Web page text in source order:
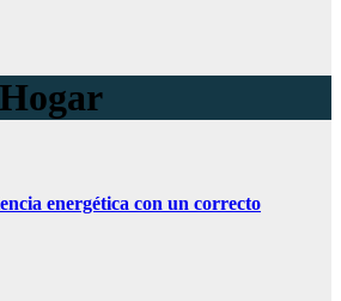
Hogar
energética con un correcto